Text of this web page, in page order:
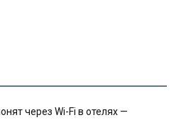
через Wi-Fi в отелях —